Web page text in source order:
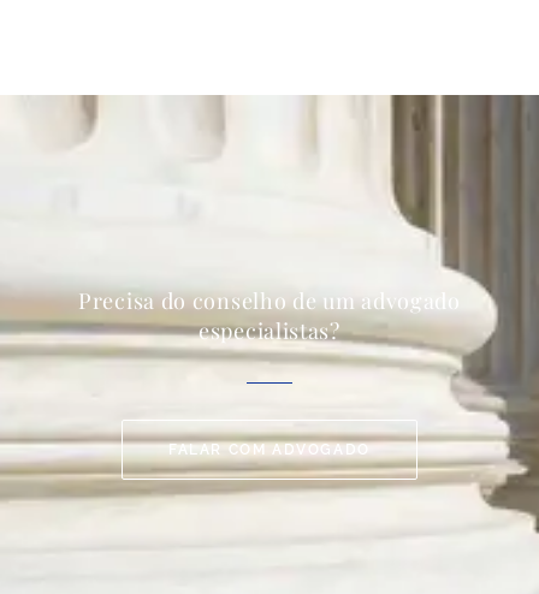
Precisa do conselho de um advogado
especialistas?
FALAR COM ADVOGADO